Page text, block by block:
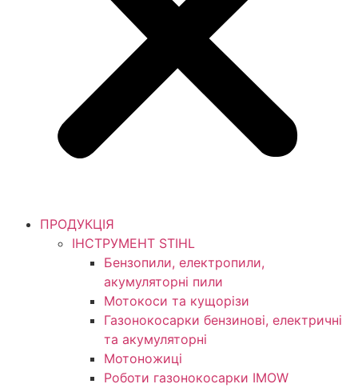
ПРОДУКЦІЯ
ІНСТРУМЕНТ STIHL
Бензопили, електропили,
акумуляторні пили
Мотокоси та кущорізи
Газонокосарки бензинові, електричні
та акумуляторні
Мотоножиці
Роботи газонокосарки IMOW